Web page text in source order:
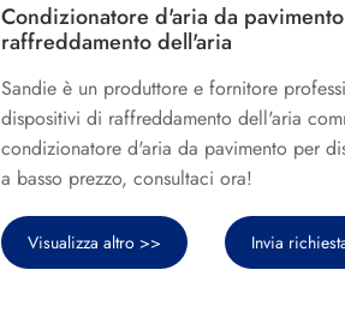
Condizionatore d'aria da
raffreddamento dell'aria
Sandie è un produttore e fornitore
dispositivi di raffreddamento dell'aria
condizionatore d'aria da pavimento per
a basso prezzo, consultaci ora!
Visualizza altro >> Invia